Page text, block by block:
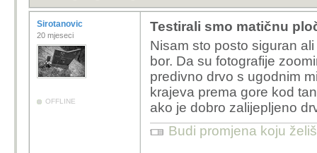
Sirotanovic
20 mjeseci
OFFLINE
Testirali smo matičnu
Nisam sto posto siguran
bor. Da su fotografije
predivno drvo s ugodnim
krajeva prema gore kod
ako je dobro zalijepljeno
Budi promjena koju